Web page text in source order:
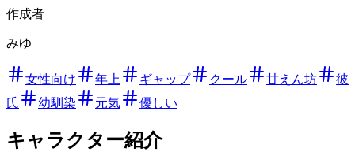
作成者
みゆ
女性向け 年上 ギャップ クール 甘えん坊
彼
氏
幼馴染 元気 優しい
キャラクター紹介